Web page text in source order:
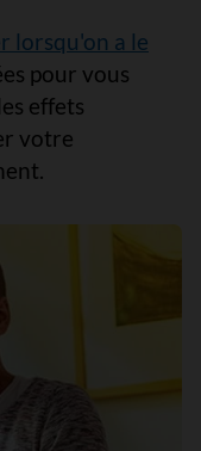
lorsqu'on a le
pour vous
effets
votre